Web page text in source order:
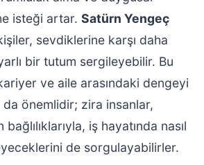
isteği artar. Satürn Yengeç
sevdiklerine karşı daha
bir tutum sergileyebilir. Bu
ve aile arasındaki dengeyi
da önemlidir; zira insanlar,
iş hayatında nasıl
de sorgulayabilirler.